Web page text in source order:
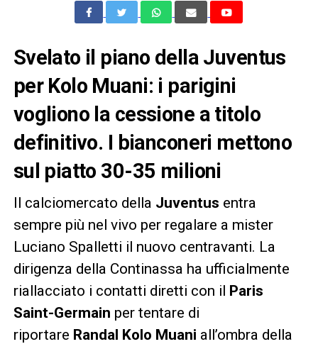
Svelato il piano della Juventus
per Kolo Muani: i parigini
vogliono la cessione a titolo
definitivo. I bianconeri mettono
sul piatto 30-35 milioni
Il calciomercato della Juventus entra
sempre più nel vivo per regalare a mister
Luciano Spalletti il nuovo centravanti. La
dirigenza della Continassa ha ufficialmente
riallacciato i contatti diretti con il Paris
Saint-Germain per tentare di
riportare Randal Kolo Muani all’ombra della